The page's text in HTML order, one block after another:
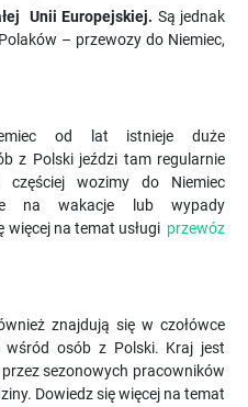
Unii Europejskiej. Są jednak
– przewozy do Niemiec,
od lat istnieje duże
z Polski jeździ tam regularnie
wozimy do Niemiec
na wakacje lub wypady
więcej na temat usługi przewóz
znajdują się w czołówce
wśród osób z Polski. Kraj jest
sezonowych pracowników
Dowiedz się więcej na temat